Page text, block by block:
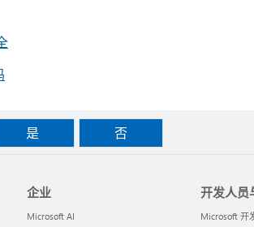
是 否
企业
Microsoft AI
开发人员
Microsoft 开